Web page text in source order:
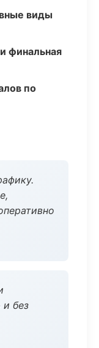
виды
финальная
по
и без